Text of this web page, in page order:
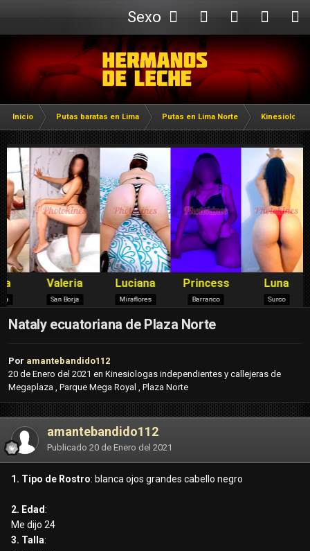
Sexo
Webcam
Inicio Putas baratas en Lima Putas en Lima Norte
Nataly ecuatoriana de Plaza Norte
Por amantebandido112
20 de Enero del 2021 en Kinesiologas independientes y callejeras de
Megaplaza , Parque Mega Royal , Plaza Norte
amantebandido112
Publicado 20 de Enero del 2021
1. Tipo de Rostro: blanca ojos grandes cabello negro
2. Edad:
Me dijo 24
3. Talla: